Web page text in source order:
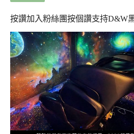
按讚加入粉絲團按個讚支持D&W